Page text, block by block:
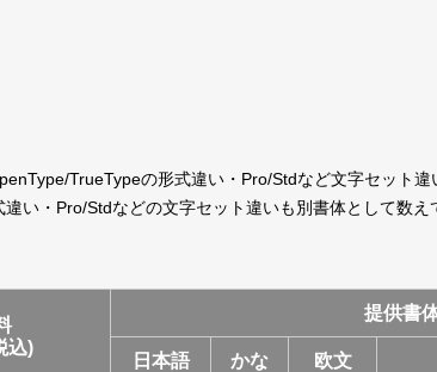
TrueTypeの形式違い・Pro/Stdなど文字セット違
い・Pro/Stdなどの文字セット違いも別書体として数
込)
提供書
日本語 かな 欧文